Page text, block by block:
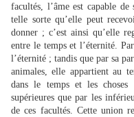
facultés, l’âme est capable
telle sorte qu’elle peut
donner ; c’est ainsi qu’elle
entre le temps et l’éternité.
l’éternité ; tandis que par sa
animales, elle appartient au
dans le temps et les choses
supérieures que par les
de ces facultés. Cette union